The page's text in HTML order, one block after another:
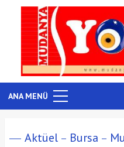
ANA MENÜ
Aktüel Bursa